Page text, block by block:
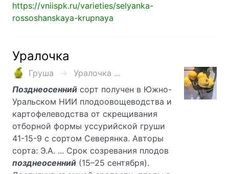
https://vniispk.ru/varieties/selyanka-
rossoshanskaya-krupnaya
Уралочка
Груша
Уралочка ...
Позднеосенний сорт получен в Южно-
Уральском НИИ плодоовощеводства и
картофелеводства от скрещивания
отборной формы уссурийской груши
41-15-9 с сортом Северянка. Авторы
сорта: Э.А. ... Срок созревания плодов
позднеосенний (15–25 сентября).